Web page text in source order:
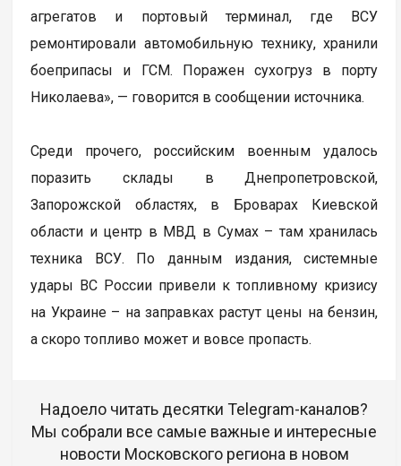
агрегатов и портовый терминал, где ВСУ
ремонтировали автомобильную технику, хранили
боеприпасы и ГСМ. Поражен сухогруз в порту
Николаева», — говорится в сообщении источника.
Среди прочего, российским военным удалось
поразить склады в Днепропетровской,
Запорожской областях, в Броварах Киевской
области и центр в МВД в Сумах – там хранилась
техника ВСУ. По данным издания, системные
удары ВС России привели к топливному кризису
на Украине – на заправках растут цены на бензин,
а скоро топливо может и вовсе пропасть.
Надоело читать десятки Telegram-каналов?
Мы собрали все самые важные и интересные
новости Московского региона в новом